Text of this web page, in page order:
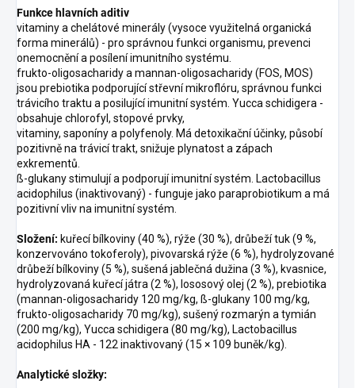
Funkce hlavních aditiv
vitaminy a chelátové minerály (vysoce využitelná organická
forma minerálů) - pro správnou funkci organismu, prevenci
onemocnění a posílení imunitního systému.
frukto-oligosacharidy a mannan-oligosacharidy (FOS, MOS)
jsou prebiotika podporující střevní mikroflóru, správnou funkci
trávicího traktu a posilující imunitní systém. Yucca schidigera -
obsahuje chlorofyl, stopové prvky,
vitaminy, saponíny a polyfenoly. Má detoxikační účinky, působí
pozitivně na trávicí trakt, snižuje plynatost a zápach
exkrementů.
ß-glukany stimulují a podporují imunitní systém. Lactobacillus
acidophilus (inaktivovaný) - funguje jako paraprobiotikum a má
pozitivní vliv na imunitní systém.
Složení: kuřecí bílkoviny (40 %), rýže (30 %), drůbeží tuk (9 %,
konzervováno tokoferoly), pivovarská rýže (6 %), hydrolyzované
drůbeží bílkoviny (5 %), sušená jablečná dužina (3 %), kvasnice,
hydrolyzovaná kuřecí játra (2 %), lososový olej (2 %), prebiotika
(mannan-oligosacharidy 120 mg/kg, ß-glukany 100 mg/kg,
frukto-oligosacharidy 70 mg/kg), sušený rozmarýn a tymián
(200 mg/kg), Yucca schidigera (80 mg/kg), Lactobacillus
acidophilus HA - 122 inaktivovaný (15 × 109 buněk/kg).
Analytické složky: